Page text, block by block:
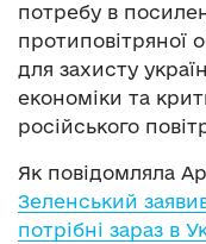
потребу в
протиповітряної
для захисту
економіки та
російського
Як повідомляла
Зеленський
потрібні зараз в